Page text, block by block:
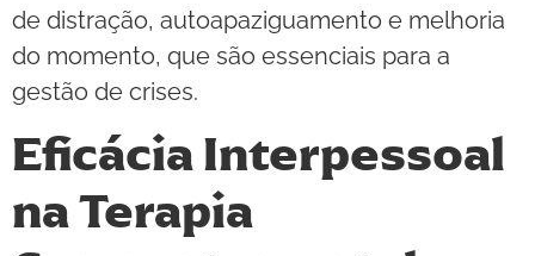
de distração, autoapaziguamento e melhoria
do momento, que são essenciais para a
gestão de crises.
Eficácia Interpessoal
na Terapia